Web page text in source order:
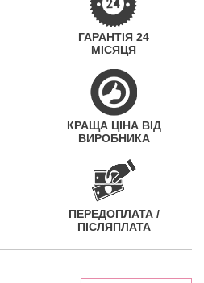
ГАРАНТІЯ 24
МІСЯЦЯ
КРАЩА ЦІНА ВІД
ВИРОБНИКА
ПЕРЕДОПЛАТА /
ПІСЛЯПЛАТА